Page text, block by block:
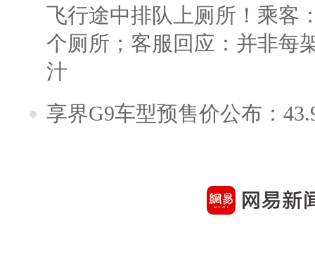
飞行途中排队上厕所！乘客
个厕所；客服回应：并非每
汁
享界G9车型预售价公布：